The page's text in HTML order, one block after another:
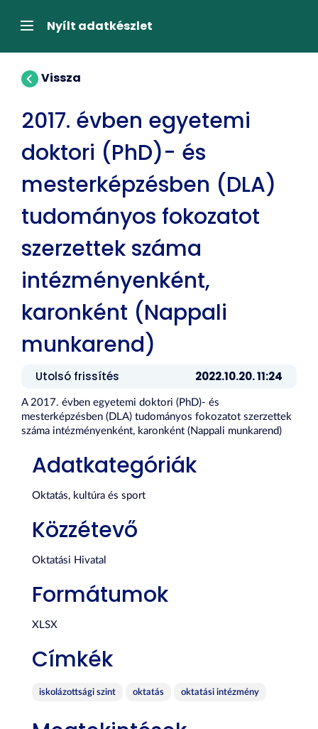
átugrásaNavigációNyílt adatkészlet
Vissza
2017. évben egyetemi
doktori (PhD)- és
mesterképzésben (DLA)
tudományos fokozatot
szerzettek száma
intézményenként,
karonként (Nappali
munkarend)
Utolsó frissítés 2022.10.20. 11:24
A 2017. évben egyetemi doktori (PhD)- és
mesterképzésben (DLA) tudományos fokozatot szerzettek
száma intézményenként, karonként (Nappali munkarend)
Adatkategóriák
Oktatás, kultúra és sport
Közzétevő
Oktatási Hivatal
Formátumok
XLSX
Címkék
iskolázottsági szint oktatás oktatási intézmény